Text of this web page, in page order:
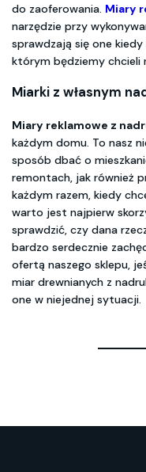
do zaoferowania. Miary
narzędzie przy
sprawdzają się one
którym będziemy chcieli
Miarki z własnym
Miary reklamowe z
każdym domu. To nasz
sposób dbać o
remontach, jak również
każdym razem, kiedy
warto jest najpierw
sprawdzić, czy dana
bardzo serdecznie
ofertą naszego sklepu,
miar drewnianych z
one w niejednej sytuacji.